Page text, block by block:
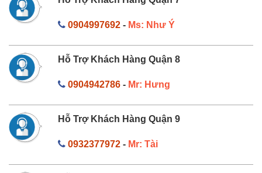
0904997692- Ms: Như Ý
Hỗ Trợ Khách Hàng Quận 8
0904942786- Mr: Hưng
Hỗ Trợ Khách Hàng Quận 9
0932377972- Mr: Tài